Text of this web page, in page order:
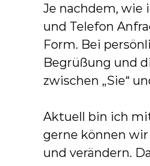
Je nachdem, wie
und Telefon
Form. Bei
Begrüßung und
zwischen „Sie“
Aktuell bin ich
gerne können
und verändern.